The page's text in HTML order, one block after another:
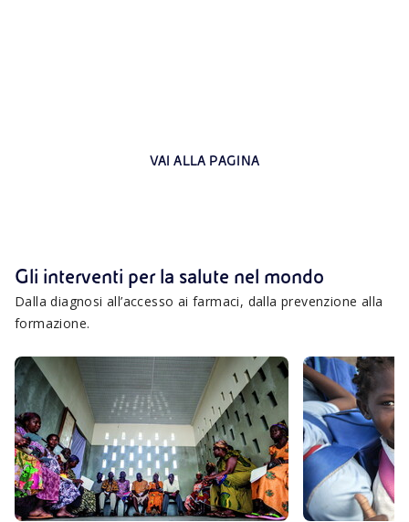
VAI ALLA PAGINA
Gli interventi per la salute nel mondo
Dalla diagnosi all’accesso ai farmaci, dalla prevenzione alla
formazione.